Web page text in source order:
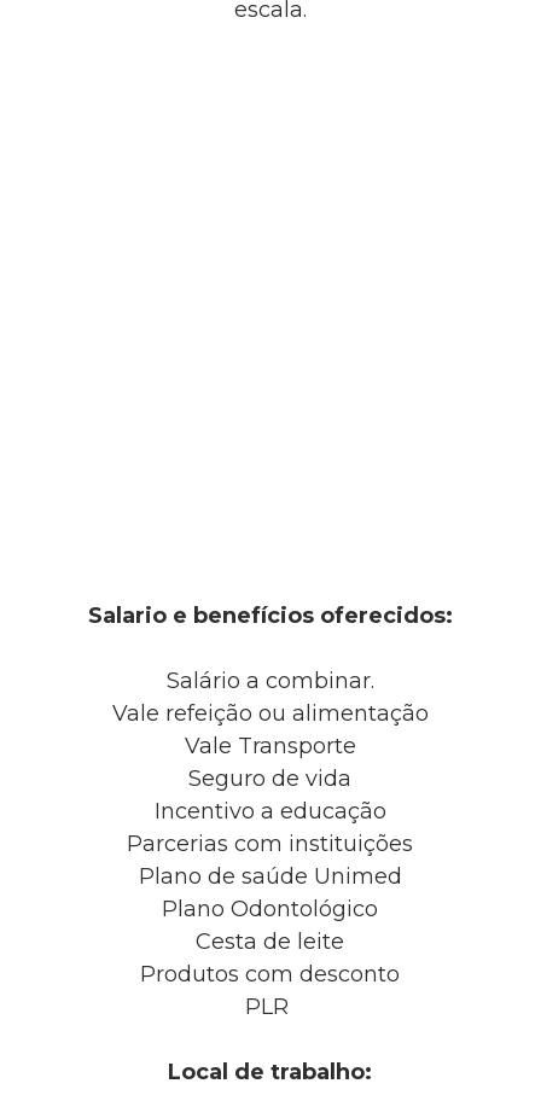
escala.
Salario e benefícios oferecidos:
Salário a combinar.
Vale refeição ou alimentação
Vale Transporte
Seguro de vida
Incentivo a educação
Parcerias com instituições
Plano de saúde Unimed
Plano Odontológico
Cesta de leite
Produtos com desconto
PLR
Local de trabalho: